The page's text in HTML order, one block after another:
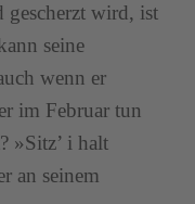
wird, ist
seine
wenn er
im Februar tun
»Sitz’ i halt
an seinem